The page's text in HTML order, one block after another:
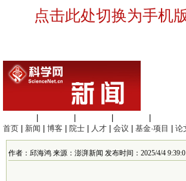
点击此处切换为手机
首页
新闻 博客 院士 人才 会议 基金·项目 论
作者：邱海鸿 来源：澎湃新闻 发布时间：2025/4/4